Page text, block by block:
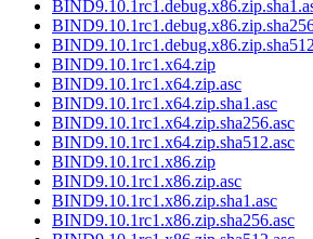
BIND9.10.1rc1.x64.zip
BIND9.10.1rc1.x64.zip.asc
BIND9.10.1rc1.x64.zip.sha1.asc
BIND9.10.1rc1.x64.zip.sha256.asc
BIND9.10.1rc1.x64.zip.sha512.asc
BIND9.10.1rc1.x86.zip
BIND9.10.1rc1.x86.zip.asc
BIND9.10.1rc1.x86.zip.sha1.asc
BIND9.10.1rc1.x86.zip.sha256.asc